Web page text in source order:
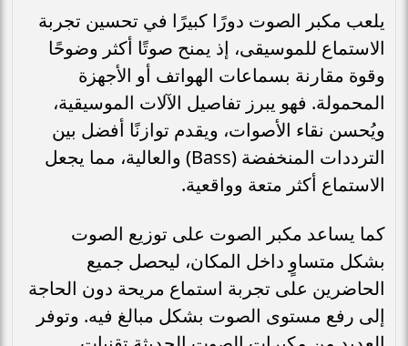
يلعب مكبر الصوت دورًا كبيرًا في تحسين تجربة
الاستماع للموسيقى، إذ يمنح صوتًا أكثر وضوحًا
وقوة مقارنة بسماعات الهواتف أو الأجهزة
المحمولة. فهو يبرز تفاصيل الآلات الموسيقية،
ويُحسن نقاء الأصوات، ويقدم توازنًا أفضل بين
الترددات المنخفضة (Bass) والعالية، مما يجعل
الاستماع أكثر متعة وواقعية.
كما يساعد مكبر الصوت على توزيع الصوت
بشكل متساوٍ داخل المكان، ليحصل جميع
الحاضرين على تجربة استماع مريحة دون الحاجة
إلى رفع مستوى الصوت بشكل مبالغ فيه. وتوفر